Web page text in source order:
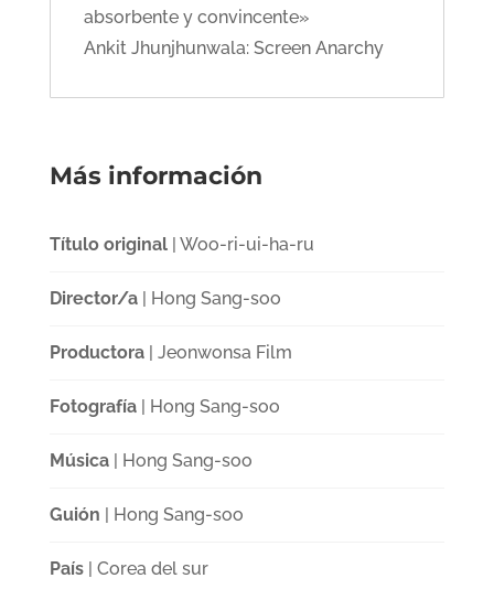
absorbente y convincente»
Ankit Jhunjhunwala: Screen Anarchy
Más información
Título original| Woo-ri-ui-ha-ru
Director/a| Hong Sang-soo
Productora| Jeonwonsa Film
Fotografía| Hong Sang-soo
Música| Hong Sang-soo
Guión | Hong Sang-soo
País| Corea del sur